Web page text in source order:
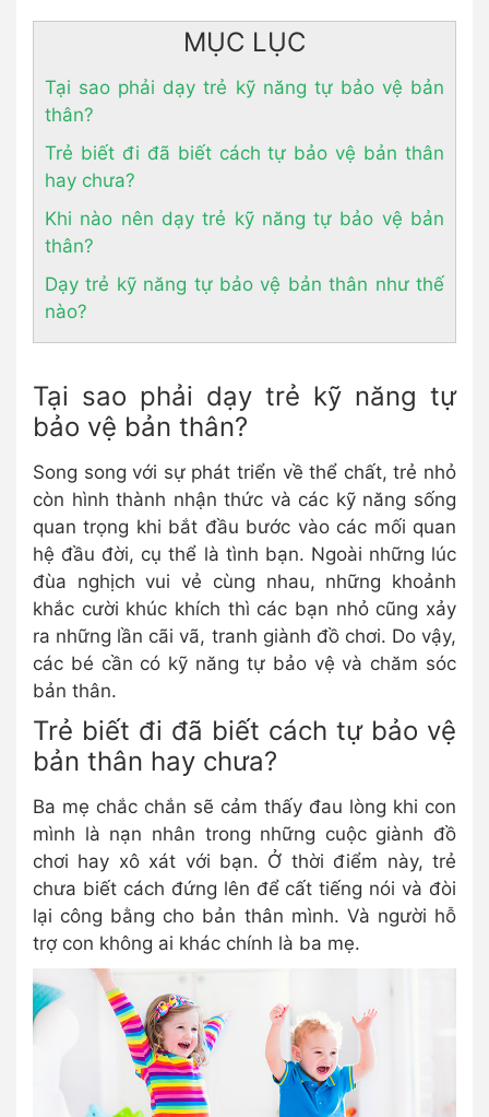
MỤC LỤC
Tại sao phải dạy trẻ kỹ năng tự bảo vệ bản
thân?
Trẻ biết đi đã biết cách tự bảo vệ bản thân
hay chưa?
Khi nào nên dạy trẻ kỹ năng tự bảo vệ bản
thân?
Dạy trẻ kỹ năng tự bảo vệ bản thân như thế
nào?
Tại sao phải dạy trẻ kỹ năng tự
bảo vệ bản thân?
Song song với sự phát triển về thể chất, trẻ nhỏ
còn hình thành nhận thức và các kỹ năng sống
quan trọng khi bắt đầu bước vào các mối quan
hệ đầu đời, cụ thể là tình bạn. Ngoài những lúc
đùa nghịch vui vẻ cùng nhau, những khoảnh
khắc cười khúc khích thì các bạn nhỏ cũng xảy
ra những lần cãi vã, tranh giành đồ chơi. Do vậy,
các bé cần có kỹ năng tự bảo vệ và chăm sóc
bản thân.
Trẻ biết đi đã biết cách tự bảo vệ
bản thân hay chưa?
Ba mẹ chắc chắn sẽ cảm thấy đau lòng khi con
mình là nạn nhân trong những cuộc giành đồ
chơi hay xô xát với bạn. Ở thời điểm này, trẻ
chưa biết cách đứng lên để cất tiếng nói và đòi
lại công bằng cho bản thân mình. Và người hỗ
trợ con không ai khác chính là ba mẹ.